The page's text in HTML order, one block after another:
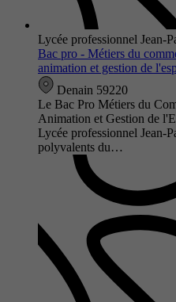
Lycée professionnel Jean-
Bac pro - Métiers du
animation et gestion de
Denain 59220
Le Bac Pro Métiers du
Animation et Gestion de
Lycée professionnel Jean-
polyvalents du…